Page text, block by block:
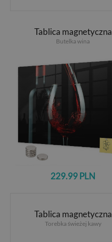
Tablica magnetyczna
Butelka wina
229.99 PLN
Tablica magnetyczna
Torebka świeżej kawy